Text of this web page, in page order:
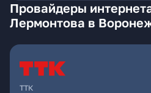
Провайдеры
Лермонтова в
ТТК